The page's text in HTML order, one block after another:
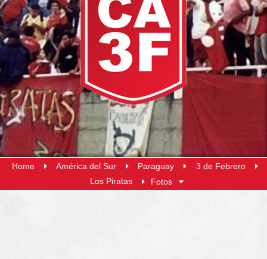
Home América del Sur Paraguay
3 de Febrero
Los Piratas
Fotos